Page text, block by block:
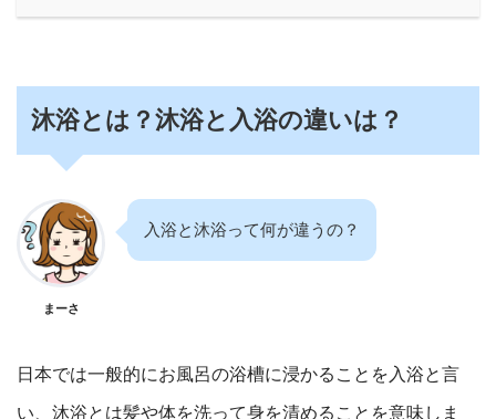
沐浴とは？沐浴と入浴の違いは？
まーさ
入浴と沐浴って何が違うの？
日本では一般的にお風呂の浴槽に浸かることを入浴と言
い、沐浴とは髪や体を洗って身を清めることを意味しま